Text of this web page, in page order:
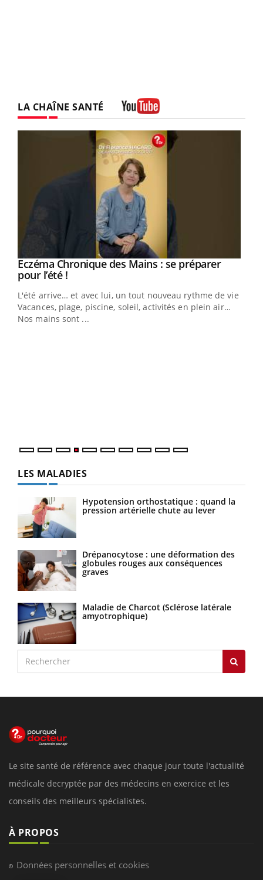
LA CHAÎNE SANTÉ
Youtube
Eczéma Chronique des Mains : se préparer
pour l’été !Youtube
L'été arrive… et avec lui, un tout nouveau rythme de vie !
Vacances, plage, piscine, soleil, activités en plein air…
Nos mains sont ...
LES MALADIES
Hypotension orthostatique : quand la
pression artérielle chute au lever
Drépanocytose : une déformation des
globules rouges aux conséquences
graves
Maladie de Charcot (Sclérose latérale
amyotrophique)
Le site santé de référence avec chaque jour toute l'actualité
médicale decryptée par des médecins en exercice et les
conseils des meilleurs spécialistes.
À PROPOS
Données personnelles et cookies